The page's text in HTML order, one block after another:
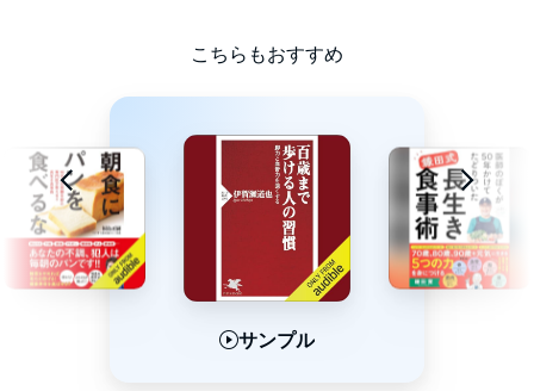
あるのかと言えば、認知症は糖尿病に非常に似ているからです。
気をつけて運動して薬を飲んでも絶対に決して治らないのです。
この病気も20年前からその兆候は始まっています。つまり20年
間、糖尿病を避ける食事をしなかったために、なんと20年後に糖
尿病が出てくるわけです。糖尿病も認知症も、体の血管と血液の
不具合が引き起こす病気です。そのメカニズムはとても似ている
のです。
では、どのように食事に気を付ければいいのでしょうか。
それは、糖尿病にならない食事法や高血糖値を改善させる食事法
に酷似しています。認知症を予防するために気をつけないといけ
ないのは、あなたたちが毎日食べてるご飯やパンやお菓子やケー
です。本書では、その理由をわかりやすく説明します。
こちらもおすすめ
サンプル